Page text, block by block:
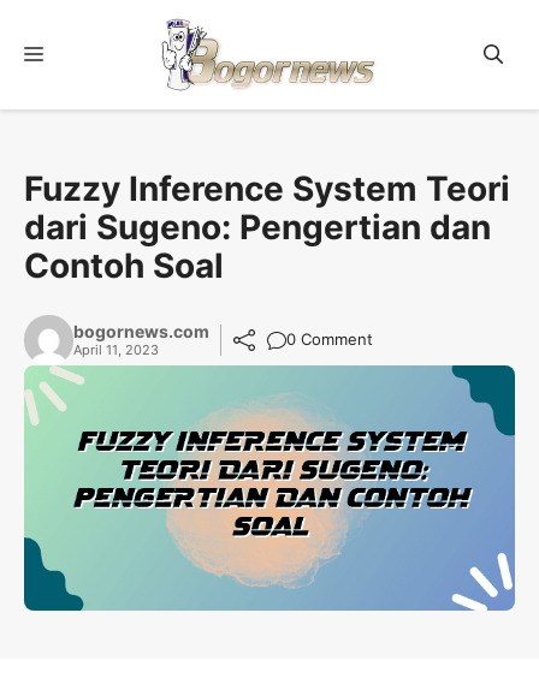
Menu
Fuzzy Inference System Teori
dari Sugeno: Pengertian dan
Contoh Soal
bogornews.com
April 11, 2023
0 Comment